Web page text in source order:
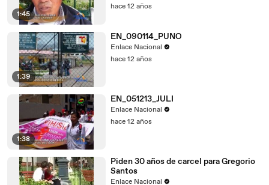
1:45
hace 12 años
1:39
EN_090114_PUNO
Enlace Nacional
hace 12 años
1:38
EN_051213_JULI
Enlace Nacional
hace 12 años
Piden 30 años de carcel para Gregorio
Santos
Enlace Nacional